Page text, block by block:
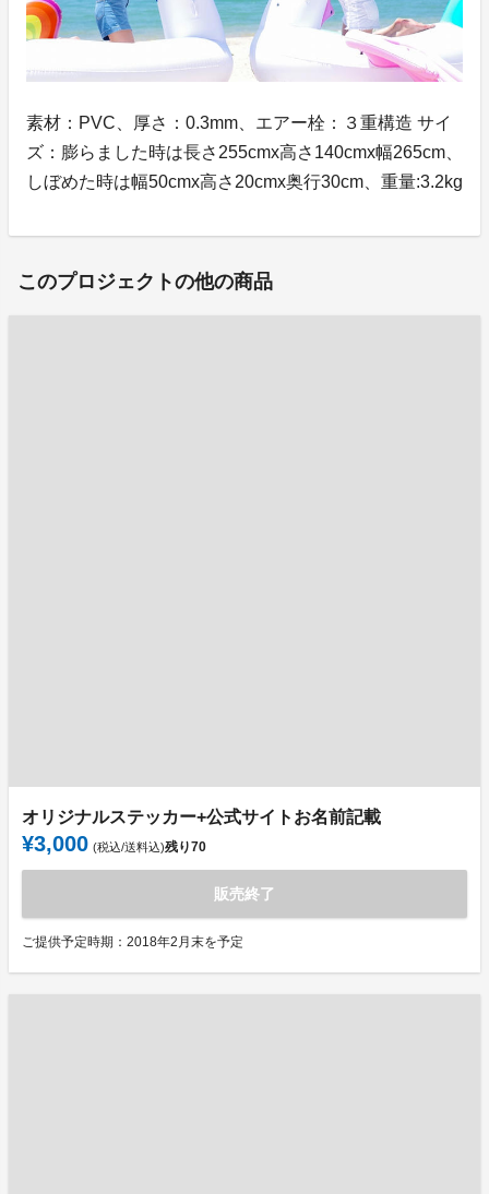
素材：PVC、厚さ：0.3mm、エアー栓：３重構造 サイ
ズ：膨らました時は長さ255cmx高さ140cmx幅265cm、
しぼめた時は幅50cmx高さ20cmx奥行30cm、重量:3.2kg
このプロジェクトの他の商品
オリジナルステッカー+公式サイトお名前記載
¥3,000 (税込/送料込)残り70
販売終了
ご提供予定時期：2018年2月末を予定